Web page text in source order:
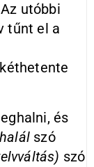
utóbbi
tűnt el a
és
szó
szó